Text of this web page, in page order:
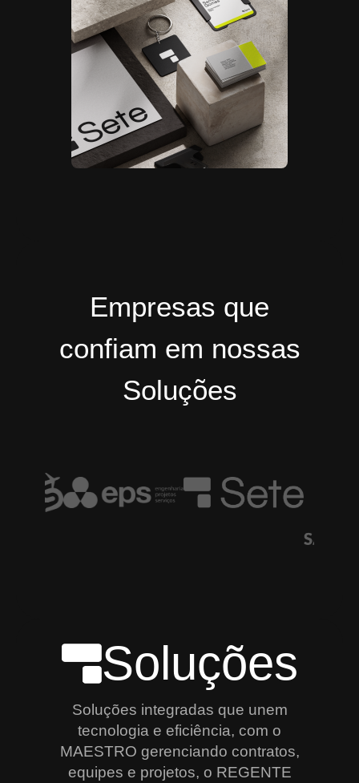
Empresas que
confiam em nossas
Soluções
Soluções
Soluções integradas que unem
tecnologia e eficiência, com o
MAESTRO gerenciando contratos,
equipes e projetos, o REGENTE